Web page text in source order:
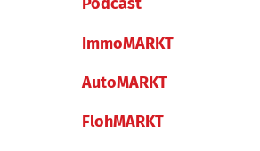
Podcast
ImmoMARKT
AutoMARKT
FlohMARKT